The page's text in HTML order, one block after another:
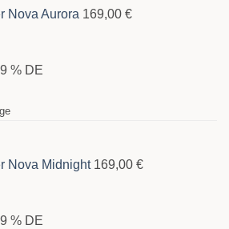
Nova Aurora 169,00 €
% DE
Nova Midnight 169,00 €
% DE